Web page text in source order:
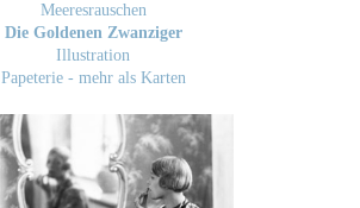
Meeresrauschen
Die Goldenen Zwanziger
Illustration
Papeterie - mehr als Karten